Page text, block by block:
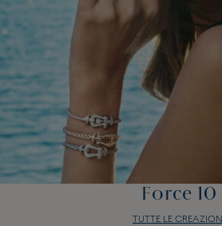
Force 10
TUTTE LE CREAZIONI